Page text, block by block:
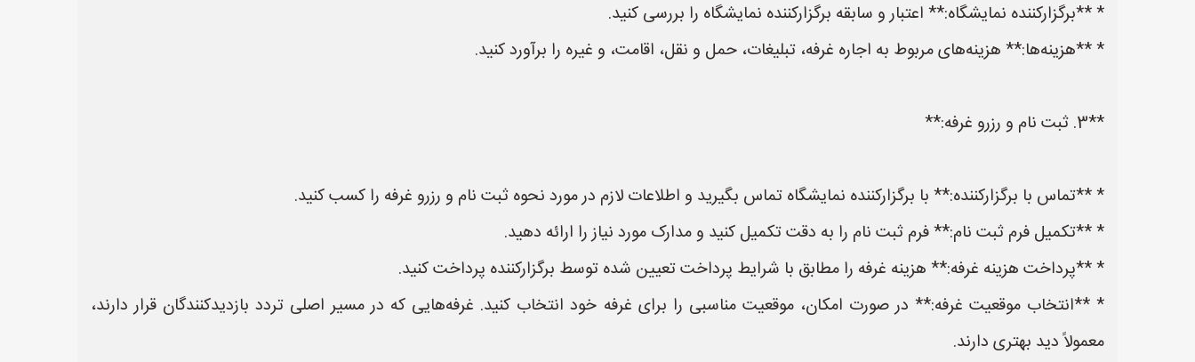
* **برگزارکننده نمایشگاه:** اعتبار و سابقه برگزارکننده نمایشگاه را بررسی کنید.
* **هزینه‌ها:** هزینه‌های مربوط به اجاره غرفه، تبلیغات، حمل و نقل، اقامت، و غیره را برآورد کنید.
**3. ثبت نام و رزرو غرفه:**
* **تماس با برگزارکننده:** با برگزارکننده نمایشگاه تماس بگیرید و اطلاعات لازم در مورد نحوه ثبت نام و رزرو غرفه را کسب کنید.
* **تکمیل فرم ثبت نام:** فرم ثبت نام را به دقت تکمیل کنید و مدارک مورد نیاز را ارائه دهید.
* **پرداخت هزینه غرفه:** هزینه غرفه را مطابق با شرایط پرداخت تعیین شده توسط برگزارکننده پرداخت کنید.
* **انتخاب موقعیت غرفه:** در صورت امکان، موقعیت مناسبی را برای غرفه خود انتخاب کنید. غرفه‌هایی که در مسیر اصلی تردد بازدیدکنندگان قرار دارند،
معمولاً دید بهتری دارند.